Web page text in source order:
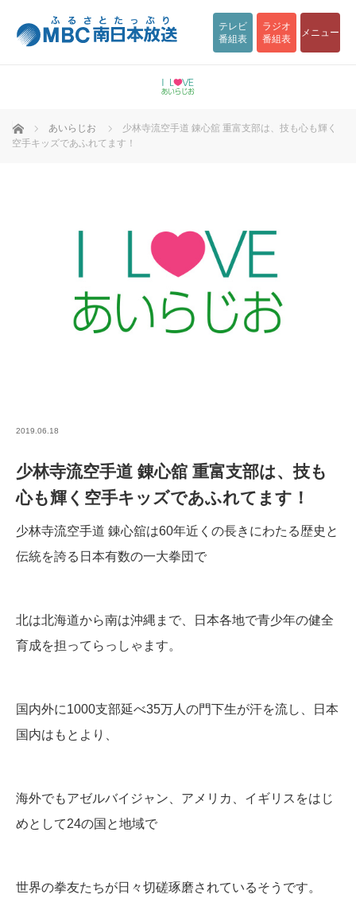
テレビ
番組表
ラジオ
番組表
メニュー
ホーム あいらじお
少林寺流空手道 錬心舘 重富支部は、技も心も輝く
空手キッズであふれてます！
2019.06.18
少林寺流空手道 錬心舘 重富支部は、技も
心も輝く空手キッズであふれてます！
少林寺流空手道 錬心舘は60年近くの長きにわたる歴史と
伝統を誇る日本有数の一大拳団で
北は北海道から南は沖縄まで、日本各地で青少年の健全
育成を担ってらっしゃます。
国内外に1000支部延べ35万人の門下生が汗を流し、日本
国内はもとより、
海外でもアゼルバイジャン、アメリカ、イギリスをはじ
めとして24の国と地域で
世界の拳友たちが日々切磋琢磨されているそうです。